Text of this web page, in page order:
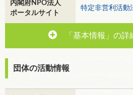
内閣府NPO法人
ポータルサイト
特定非営利活
「基本情報」の詳
団体の活動情報